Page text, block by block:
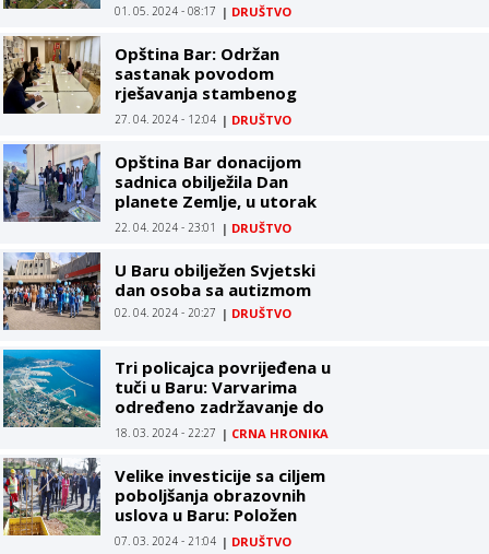
01. 05. 2024 - 08:17 | DRUŠTVO
Opština Bar: Održan
sastanak povodom
rješavanja stambenog
pitanja romskih porodica
27. 04. 2024 - 12:04 | DRUŠTVO
Opština Bar donacijom
sadnica obilježila Dan
planete Zemlje, u utorak
dječija predstava "Misli
22. 04. 2024 - 23:01 | DRUŠTVO
U Baru obilježen Svjetski
dan osoba sa autizmom
02. 04. 2024 - 20:27 | DRUŠTVO
Tri policajca povrijeđena u
tuči u Baru: Varvarima
određeno zadržavanje do
72 sata
18. 03. 2024 - 22:27 | CRNA HRONIKA
Velike investicije sa ciljem
poboljšanja obrazovnih
uslova u Baru: Položen
kamen temeljac za
07. 03. 2024 - 21:04 | DRUŠTVO